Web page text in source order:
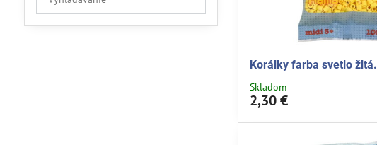
Korálky farba svetlo žltá.
Skladom
2,30 €
výsledky
filtra